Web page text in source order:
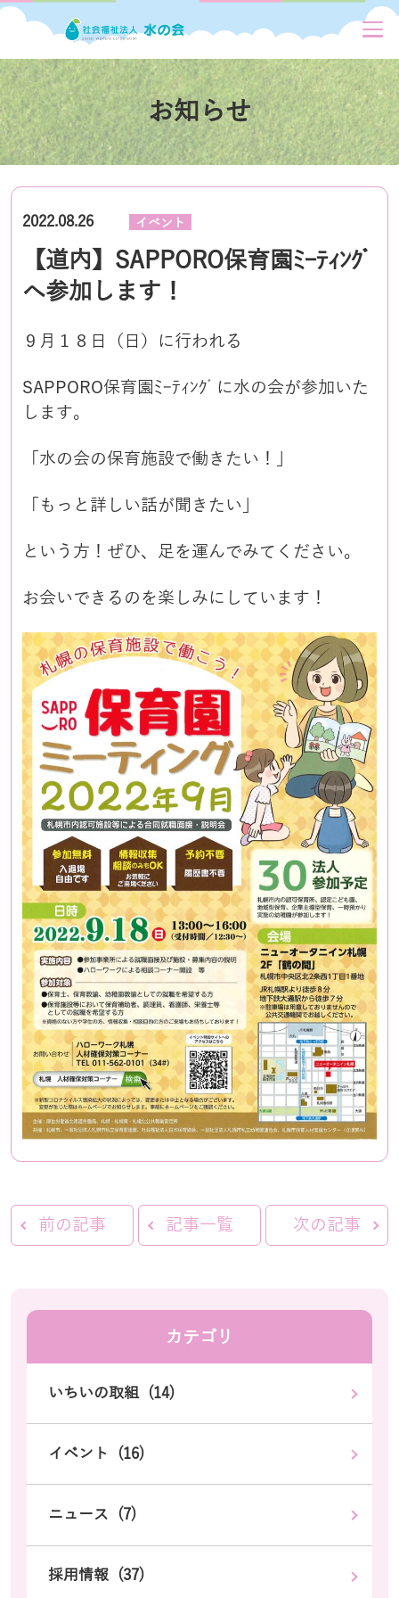
お知らせ
2022.08.26 イベント
【道内】SAPPORO保育園ﾐｰﾃｨﾝｸﾞ
へ参加します！
９月１８日（日）に行われる
SAPPORO保育園ﾐｰﾃｨﾝｸﾞに水の会が参加いた
します。
「水の会の保育施設で働きたい！」
「もっと詳しい話が聞きたい」
という方！ぜひ、足を運んでみてください。
お会いできるのを楽しみにしています！
前の記事 記事一覧 次の記事
カテゴリ
いちいの取組 (14)
イベント (16)
ニュース (7)
採用情報 (37)